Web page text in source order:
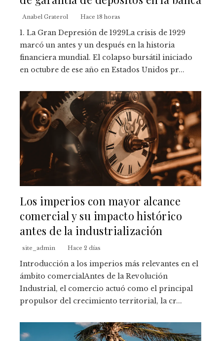
Anabel Graterol Hace 18 horas
1. La Gran Depresión de 1929La crisis de 1929
marcó un antes y un después en la historia
financiera mundial. El colapso bursátil iniciado
en octubre de ese año en Estados Unidos pr...
Los imperios con mayor alcance
comercial y su impacto histórico
antes de la industrialización
site_admin Hace 2 días
Introducción a los imperios más relevantes en el
ámbito comercialAntes de la Revolución
Industrial, el comercio actuó como el principal
propulsor del crecimiento territorial, la cr...